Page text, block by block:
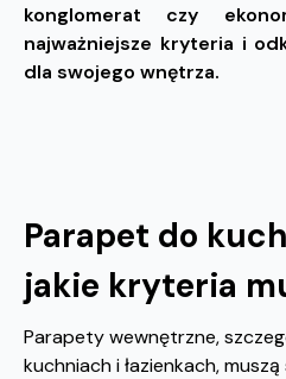
konglomerat czy
najważniejsze kryteria i
dla swojego wnętrza.
Parapet do
jakie kryteria
Parapety wewnętrzne,
kuchniach i łazienkach,